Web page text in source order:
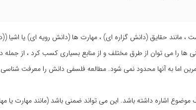
مانند حقایق (دانش گزاره ای) ، مهارت ها (دانش رویه ای) یا اشیا
ها را می توان از طرق مختلف و از منابع بسیاری کسب کرد ، از جمله
اما به آنها محدود نمی شود. مطالعه فلسفی دانش را معرفت
اشاره داشته باشد. این می تواند ضمنی باشد (مانند مهارت یا